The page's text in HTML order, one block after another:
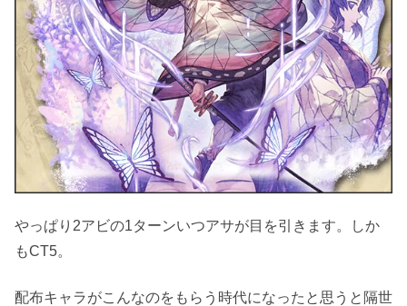
やっぱり2アビの1ターンいつアサが目を引きます。しか
もCT5。
配布キャラがこんなのをもらう時代になったと思うと隔世